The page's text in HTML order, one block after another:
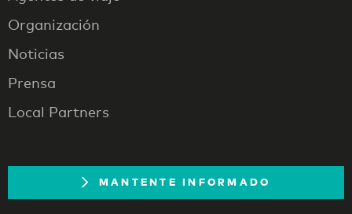
Organización
Noticias
Prensa
Local Partners
MANTENTE INFORMADO